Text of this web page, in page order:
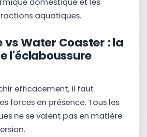
aquatiques.
vs Water Coaster : la
l'éclaboussure
efficacement, il faut
forces en présence. Tous les
ne se valent pas en matière